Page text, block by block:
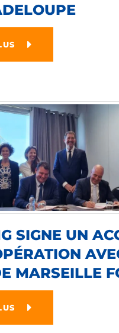
SIGNE UN
MARSEILLE